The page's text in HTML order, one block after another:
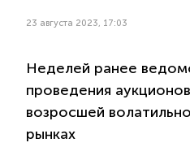
23 августа 2023, 17:03
Неделей ранее
проведения
возросшей
рынках